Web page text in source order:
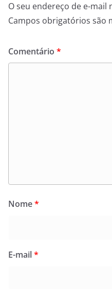
O seu endereço de e-mail
Campos obrigatórios são
Comentário *
Nome*
E-mail*